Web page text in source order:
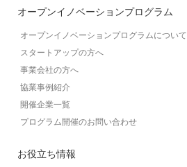
オープンイノベーションプログラム
オープンイノベーションプログラムについて
スタートアップの方へ
事業会社の方へ
協業事例紹介
開催企業一覧
プログラム開催のお問い合わせ
お役立ち情報